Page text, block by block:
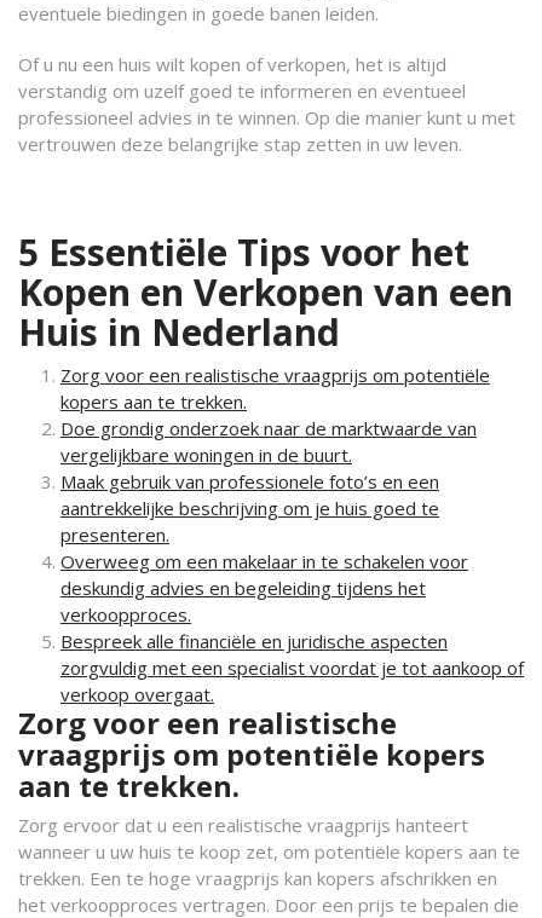
eventuele biedingen in goede banen leiden.
Of u nu een huis wilt kopen of verkopen, het is altijd
verstandig om uzelf goed te informeren en eventueel
professioneel advies in te winnen. Op die manier kunt u met
vertrouwen deze belangrijke stap zetten in uw leven.
5 Essentiële Tips voor het
Kopen en Verkopen van een
Huis in Nederland
Zorg voor een realistische vraagprijs om potentiële
kopers aan te trekken.
Doe grondig onderzoek naar de marktwaarde van
vergelijkbare woningen in de buurt.
Maak gebruik van professionele foto’s en een
aantrekkelijke beschrijving om je huis goed te
presenteren.
Overweeg om een makelaar in te schakelen voor
deskundig advies en begeleiding tijdens het
verkoopproces.
Bespreek alle financiële en juridische aspecten
zorgvuldig met een specialist voordat je tot aankoop of
verkoop overgaat.
Zorg voor een realistische
vraagprijs om potentiële kopers
aan te trekken.
Zorg ervoor dat u een realistische vraagprijs hanteert
wanneer u uw huis te koop zet, om potentiële kopers aan te
trekken. Een te hoge vraagprijs kan kopers afschrikken en
het verkoopproces vertragen. Door een prijs te bepalen die